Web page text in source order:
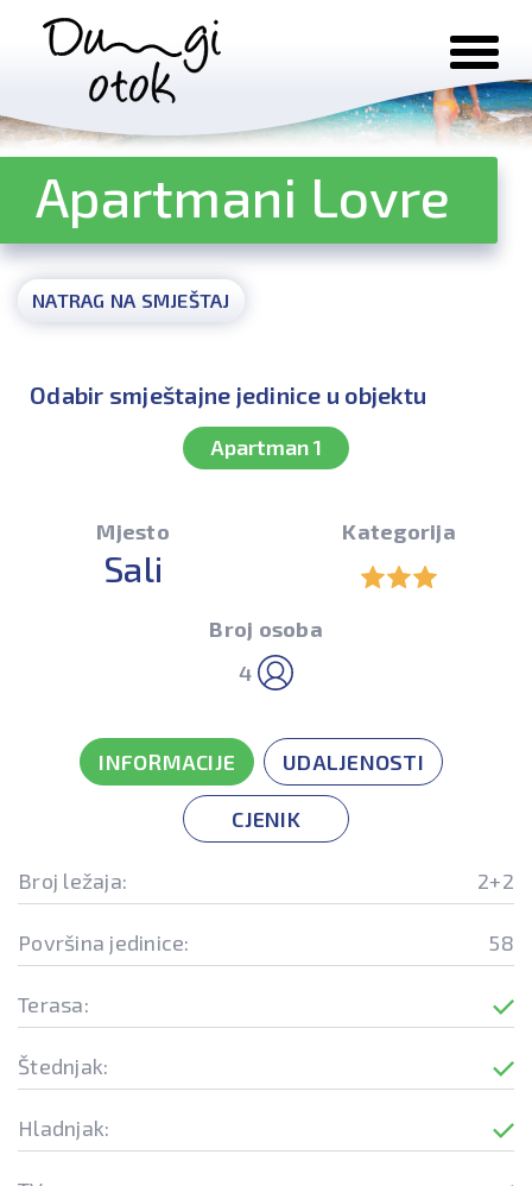
Preskoči na sadržaj
Apartmani Lovre
NATRAG NA SMJEŠTAJ
Odabir smještajne jedinice u objektu
Apartman 1
Mjesto
Sali
Kategorija
Broj osoba
4
INFORMACIJE UDALJENOSTI
CJENIK
Broj ležaja: 2+2
Površina jedinice: 58
Terasa:
Štednjak:
Hladnjak: